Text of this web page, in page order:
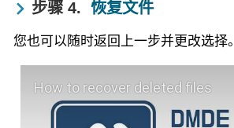
步骤4. 恢复文件
您也可以随时返回上一步并更改选择。
How to recover deleted files